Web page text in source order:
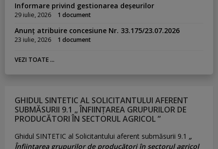
Informare privind gestionarea deșeurilor
29 iulie, 2026 1 document
Anunț atribuire concesiune Nr. 33.175/23.07.2026
23 iulie, 2026 1 document
VEZI TOATE ...
GHIDUL SINTETIC AL SOLICITANTULUI AFERENT
SUBMĂSURII 9.1 „ ÎNFIINȚAREA GRUPURILOR DE
PRODUCĂTORI ÎN SECTORUL AGRICOL ”
Ghidul SINTETIC al Solicitantului aferent submăsurii 9.1 „
Înființarea grupurilor de producători în sectorul agricol